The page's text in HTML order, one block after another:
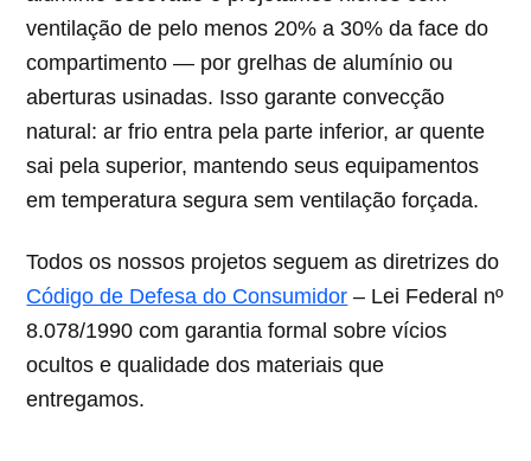
ventilação de pelo menos 20% a 30% da face do
compartimento — por grelhas de alumínio ou
aberturas usinadas. Isso garante convecção
natural: ar frio entra pela parte inferior, ar quente
sai pela superior, mantendo seus equipamentos
em temperatura segura sem ventilação forçada.
Todos os nossos projetos seguem as diretrizes do
Código de Defesa do Consumidor – Lei Federal nº
8.078/1990 com garantia formal sobre vícios
ocultos e qualidade dos materiais que
entregamos.